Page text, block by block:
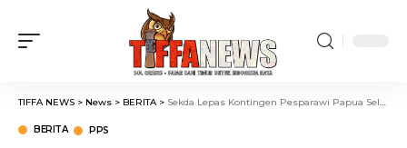
TIFFA NEWS > News > BERITA> Sekda Lepas Kontingen Pesparawi Papua Selatan ke Manokwari
BERITA PPS